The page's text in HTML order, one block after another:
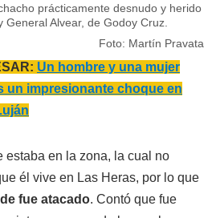
prácticamente desnudo y herido
Alvear, de Godoy Cruz.
Foto: Martín Pravata
Un hombre y una mujer
un impresionante choque en
estaba en la zona, la cual no
él vive en Las Heras, por lo que
fue atacado. Contó que fue